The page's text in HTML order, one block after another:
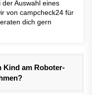
Auswahl eines
von campcheck24 für
dich gern
Kind am Roboter-